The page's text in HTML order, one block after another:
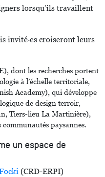
lorsqu’ils travaillent
invité·es croiseront leurs
dont les recherches portent
à l’échelle territoriale,
Academy), qui développe
de design terroir,
Tiers-lieu La Martinière),
paysannes.
un espace de
(CRD-ERPI)